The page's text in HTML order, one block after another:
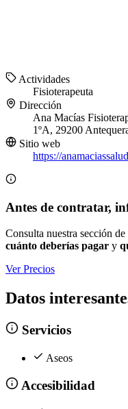
Actividades
Fisioterapeuta
Dirección
Ana Macías
1ºA, 29200
Sitio web
https://
Antes de contratar,
Consulta nuestra sección
cuánto deberías pagar y
Ver Precios
Datos
Servicios
Aseos
Accesibilidad